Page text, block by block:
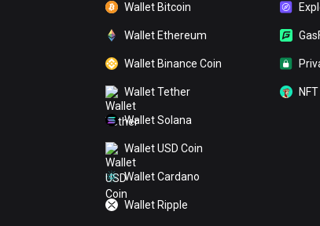
Wallet Bitcoin
Wallet Ethereum
Wallet Binance Coin
Wallet Tether
Wallet Solana
Wallet USD Coin
Wallet Cardano
Wallet Ripple
NFT